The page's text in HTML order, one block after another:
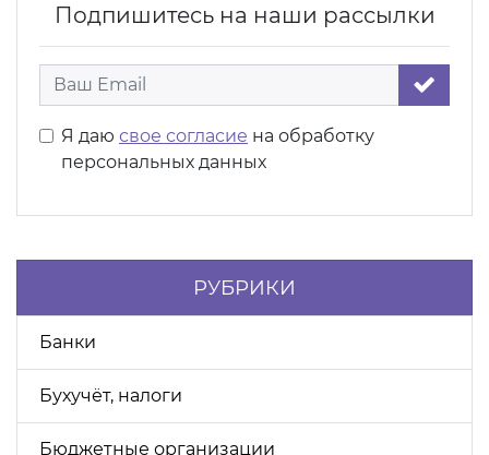
Подпишитесь на наши рассылки
Я даю свое согласие на обработку
персональных данных
РУБРИКИ
Банки
Бухучёт, налоги
Бюджетные организации